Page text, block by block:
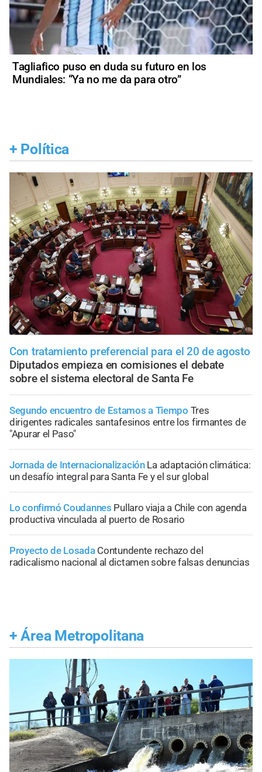
Tagliafico puso en duda su futuro en los
Mundiales: “Ya no me da para otro”
+ Política
Con tratamiento preferencial para el 20 de agosto
Diputados empieza en comisiones el debate
sobre el sistema electoral de Santa Fe
Segundo encuentro de Estamos a Tiempo Tres
dirigentes radicales santafesinos entre los firmantes de
"Apurar el Paso"
Jornada de Internacionalización La adaptación climática:
un desafío integral para Santa Fe y el sur global
Lo confirmó Coudannes Pullaro viaja a Chile con agenda
productiva vinculada al puerto de Rosario
Proyecto de Losada Contundente rechazo del
radicalismo nacional al dictamen sobre falsas denuncias
+ Área Metropolitana